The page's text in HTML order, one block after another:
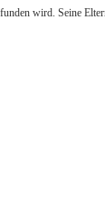
wird. Seine